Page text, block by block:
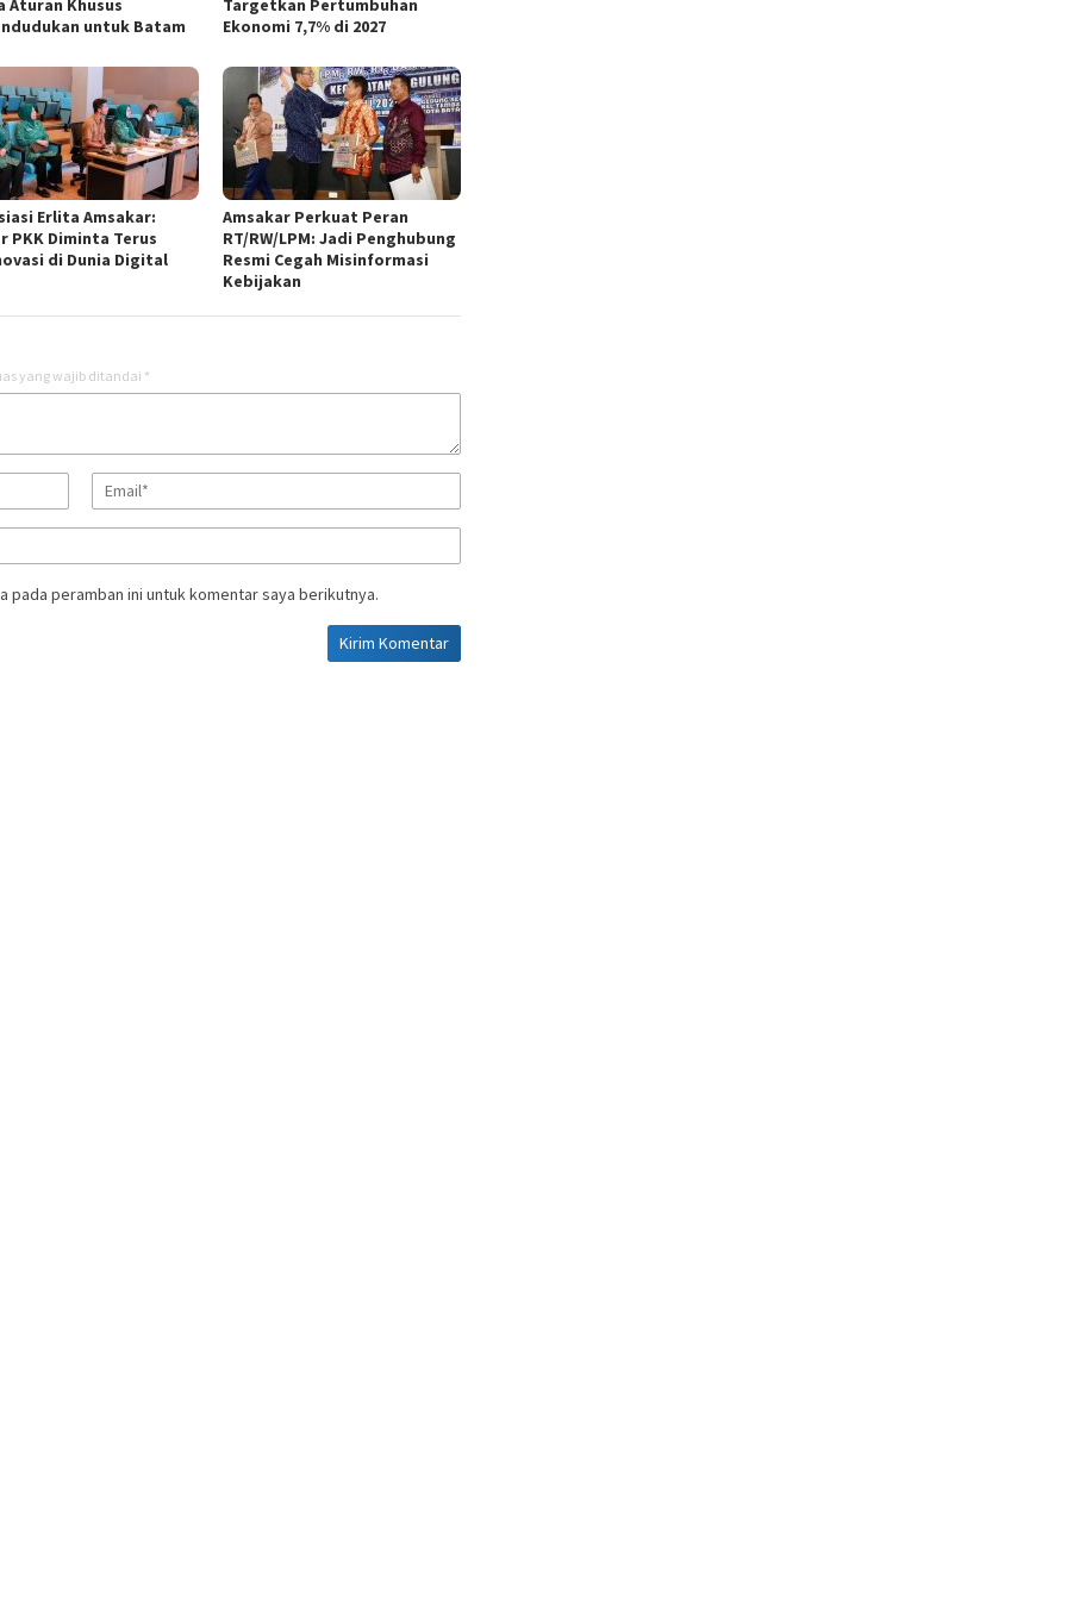
Aturan Khusus
untuk Batam
Targetkan Pertumbuhan
Ekonomi 7,7% di 2027
Erlita Amsakar:
PKK Diminta Terus
di Dunia Digital
Amsakar Perkuat Peran
RT/RW/LPM: Jadi Penghubung
Resmi Cegah Misinformasi
Kebijakan
yang wajib ditandai *
pada peramban ini untuk komentar saya berikutnya.